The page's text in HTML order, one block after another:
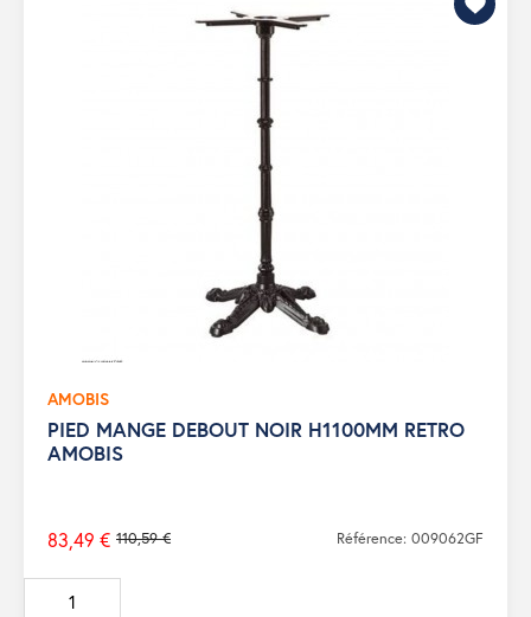
AMOBIS
PIED MANGE DEBOUT NOIR H1100MM RETRO
AMOBIS
Prix
de
base
110,59 €
83,49 € Référence: 009062GF